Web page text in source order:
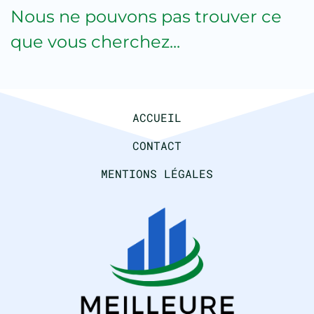
Nous ne pouvons pas trouver ce
que vous cherchez...
ACCUEIL
CONTACT
MENTIONS LÉGALES